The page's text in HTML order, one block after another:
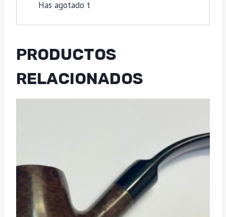
Has agotado t
PRODUCTOS
RELACIONADOS